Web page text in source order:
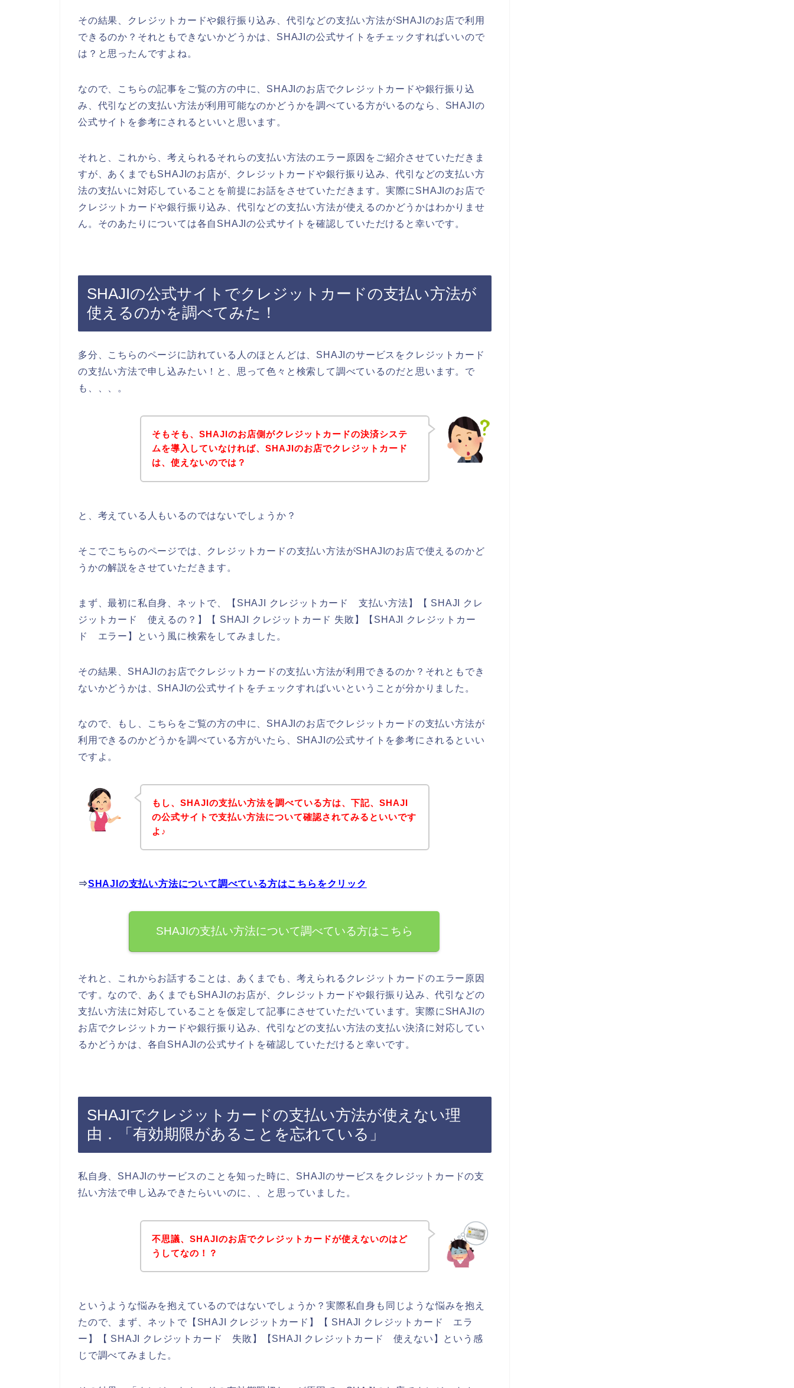
その結果、クレジットカードや銀行振り込み、代引などの支払い方法がSHAJIのお店で利用
できるのか？それともできないかどうかは、SHAJIの公式サイトをチェックすればいいので
は？と思ったんですよね。
なので、こちらの記事をご覧の方の中に、SHAJIのお店でクレジットカードや銀行振り込
み、代引などの支払い方法が利用可能なのかどうかを調べている方がいるのなら、SHAJIの
公式サイトを参考にされるといいと思います。
それと、これから、考えられるそれらの支払い方法のエラー原因をご紹介させていただきま
すが、あくまでもSHAJIのお店が、クレジットカードや銀行振り込み、代引などの支払い方
法の支払いに対応していることを前提にお話をさせていただきます。実際にSHAJIのお店で
クレジットカードや銀行振り込み、代引などの支払い方法が使えるのかどうかはわかりませ
ん。そのあたりについては各自SHAJIの公式サイトを確認していただけると幸いです。
SHAJIの公式サイトでクレジットカードの支払い方法が
使えるのかを調べてみた！
多分、こちらのページに訪れている人のほとんどは、SHAJIのサービスをクレジットカード
の支払い方法で申し込みたい！と、思って色々と検索して調べているのだと思います。で
も、、、。
そもそも、SHAJIのお店側がクレジットカードの決済システ
ムを導入していなければ、SHAJIのお店でクレジットカード
は、使えないのでは？
と、考えている人もいるのではないでしょうか？
そこでこちらのページでは、クレジットカードの支払い方法がSHAJIのお店で使えるのかど
うかの解説をさせていただきます。
まず、最初に私自身、ネットで、【SHAJI クレジットカード 支払い方法】【 SHAJI クレ
ジットカード 使えるの？】【 SHAJI クレジットカード 失敗】【SHAJI クレジットカー
ド エラー】という風に検索をしてみました。
その結果、SHAJIのお店でクレジットカードの支払い方法が利用できるのか？それともでき
ないかどうかは、SHAJIの公式サイトをチェックすればいいということが分かりました。
なので、もし、こちらをご覧の方の中に、SHAJIのお店でクレジットカードの支払い方法が
利用できるのかどうかを調べている方がいたら、SHAJIの公式サイトを参考にされるといい
ですよ。
もし、SHAJIの支払い方法を調べている方は、下記、SHAJI
の公式サイトで支払い方法について確認されてみるといいです
よ♪
⇒SHAJIの支払い方法について調べている方はこちらをクリック
SHAJIの支払い方法について調べている方はこちら
それと、これからお話することは、あくまでも、考えられるクレジットカードのエラー原因
です。なので、あくまでもSHAJIのお店が、クレジットカードや銀行振り込み、代引などの
支払い方法に対応していることを仮定して記事にさせていただいています。実際にSHAJIの
お店でクレジットカードや銀行振り込み、代引などの支払い方法の支払い決済に対応してい
るかどうかは、各自SHAJIの公式サイトを確認していただけると幸いです。
SHAJIでクレジットカードの支払い方法が使えない理
由．「有効期限があることを忘れている」
私自身、SHAJIのサービスのことを知った時に、SHAJIのサービスをクレジットカードの支
払い方法で申し込みできたらいいのに、、と思っていました。
不思議、SHAJIのお店でクレジットカードが使えないのはど
うしてなの！？
というような悩みを抱えているのではないでしょうか？実際私自身も同じような悩みを抱え
たので、まず、ネットで【SHAJI クレジットカード】【 SHAJI クレジットカード エラ
ー】【 SHAJI クレジットカード 失敗】【SHAJI クレジットカード 使えない】という感
じで調べてみました。